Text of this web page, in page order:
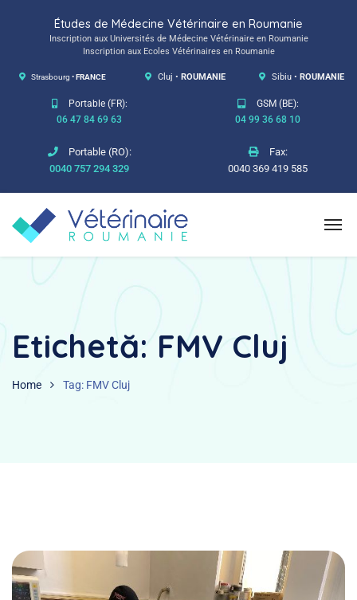
Études de Médecine Vétérinaire en Roumanie
Inscription aux Universités de Médecine Vétérinaire en Roumanie
Inscription aux Ecoles Vétérinaires en Roumanie
Strasbourg •FRANCE Cluj •ROUMANIE Sibiu •ROUMANIE
Portable (FR):
06 47 84 69 63
GSM (BE):
04 99 36 68 10
Portable (RO):
0040 757 294 329
Fax:
0040 369 419 585
Etichetă: FMV Cluj
Home Tag: FMV Cluj